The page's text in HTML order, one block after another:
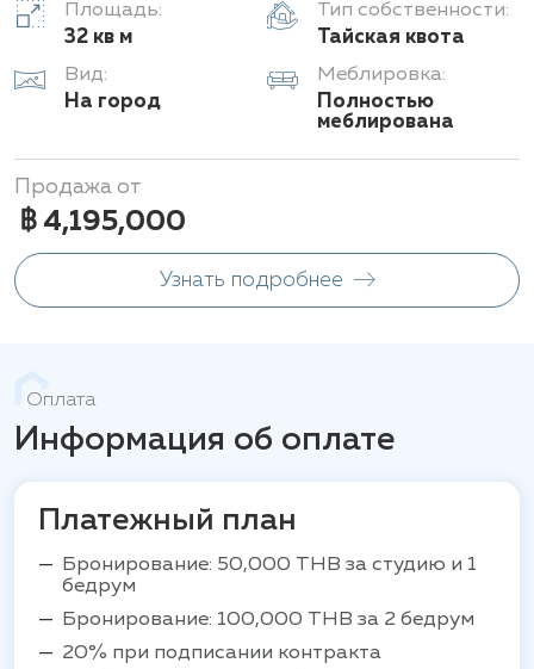
Площадь:
32 кв м
Тип собственности:
Тайская квота
Вид:
На город
Меблировка:
Полностью
меблирована
Продажа от
฿ 4,195,000
Узнать подробнее
Оплата
Информация об оплате
Платежный план
Бронирование: 50,000 THB за студию и 1
бедрум
Бронирование: 100,000 THB за 2 бедрум
20% при подписании контракта